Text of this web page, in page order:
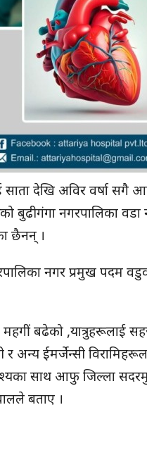
देखि अविर वर्षा सगै
बुढीगंगा नगरपालिका
छैनन् ।
नगर प्रमुख पदम
बढेको ,यात्रुहरूलाई
र अन्य ईमर्जेन्सी
साथ आफु जिल्ला
बताए ।